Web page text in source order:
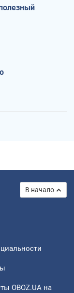
В начало
OBOZ.UA на